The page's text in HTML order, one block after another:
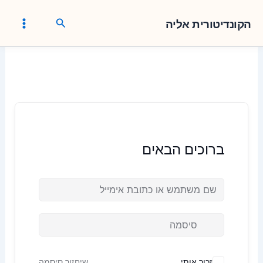
לתוכןהקונדיטורית אליה
חיפוש
ברוכים הבאים